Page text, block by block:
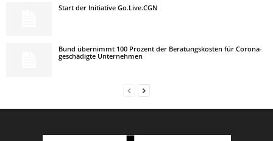
Start der Initiative Go.Live.CGN
Bund übernimmt 100 Prozent der Beratungskosten für Corona-
geschädigte Unternehmen